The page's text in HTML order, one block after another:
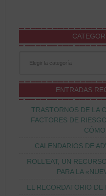
ENTRADAS
TRASTORNOS DE LA
FACTORES DE
CALENDARIOS DE
ROLL’EAT, UN
PARA LA
EL RECORDATORIO